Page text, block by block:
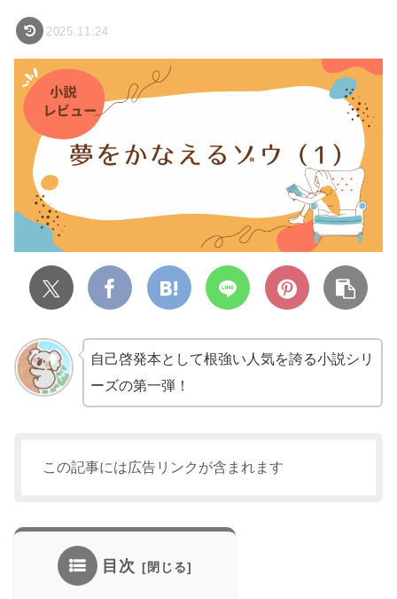
2025.11.24
自己啓発本として根強い人気を誇る小説シリ
ーズの第一弾！
この記事には広告リンクが含まれます
目次